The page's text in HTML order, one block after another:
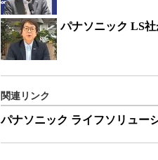
パナソニック LS
関連リンク
パナソニック ライフソリュー